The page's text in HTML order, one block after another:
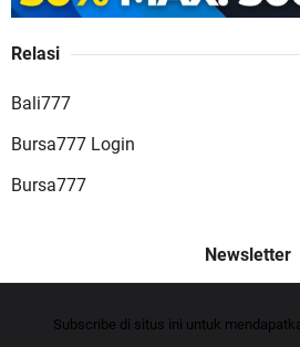
Layanan Terlengkap
dengan Cheat Jackpot
Relasi
Bali777
Bursa777 Login
Bursa777
Subscribe di situs ini untuk